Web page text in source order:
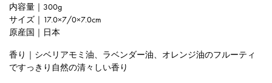
内容量｜300g
サイズ｜17.0×7/0×7.0cm
原産国｜日本
香り｜シベリアモミ油、ラベンダー油、オレンジ油のフルーティ
ですっきり自然の清々しい香り